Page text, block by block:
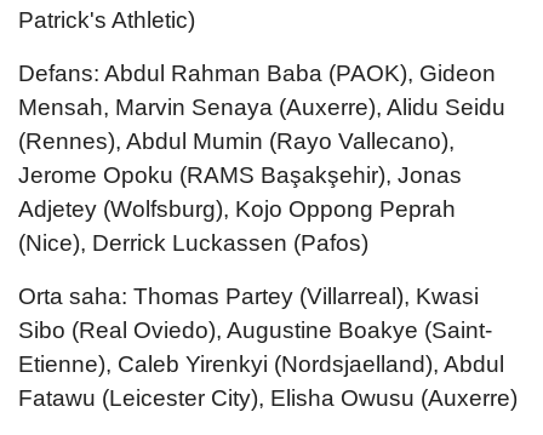
Patrick's Athletic)
Defans: Abdul Rahman Baba (PAOK), Gideon
Mensah, Marvin Senaya (Auxerre), Alidu Seidu
(Rennes), Abdul Mumin (Rayo Vallecano),
Jerome Opoku (RAMS Başakşehir), Jonas
Adjetey (Wolfsburg), Kojo Oppong Peprah
(Nice), Derrick Luckassen (Pafos)
Orta saha: Thomas Partey (Villarreal), Kwasi
Sibo (Real Oviedo), Augustine Boakye (Saint-
Etienne), Caleb Yirenkyi (Nordsjaelland), Abdul
Fatawu (Leicester City), Elisha Owusu (Auxerre)